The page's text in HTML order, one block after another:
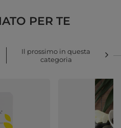
PER TE
Il prossimo in questa
categoria